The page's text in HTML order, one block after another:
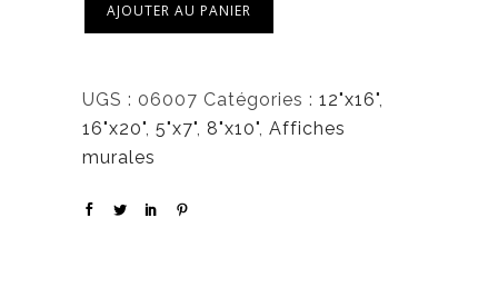
AJOUTER AU PANIER
UGS : 06007 Catégories : 12"x16",
16"x20", 5"x7", 8"x10", Affiches
murales